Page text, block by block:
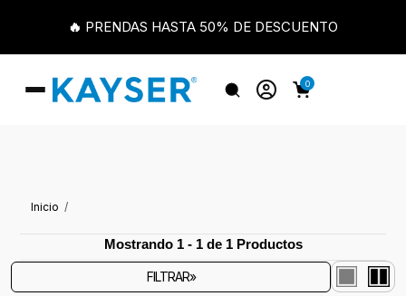
🔥 PRENDAS HASTA 50% DE DESCUENTO
0
Inicio
Mostrando 1 - 1 de 1 Productos
FILTRAR»